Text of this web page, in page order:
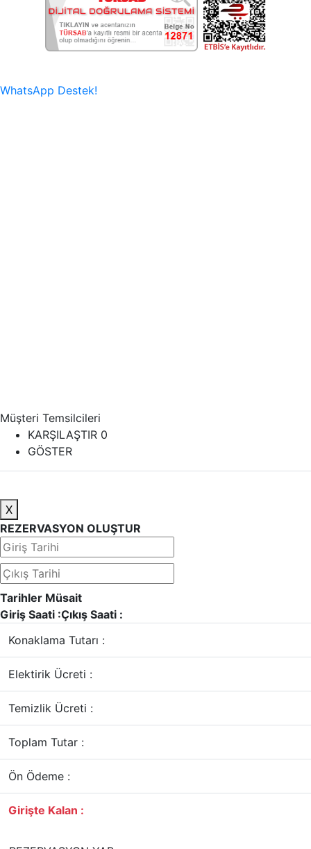
WhatsApp Destek!
Müşteri Temsilcileri
KARŞILAŞTIR 0
GÖSTER
X
REZERVASYON OLUŞTUR
Tarihler Müsait
Giriş Saati :Çıkış Saati :
Konaklama Tutarı :
Elektirik Ücreti :
Temizlik Ücreti :
Toplam Tutar :
Ön Ödeme :
Girişte Kalan :